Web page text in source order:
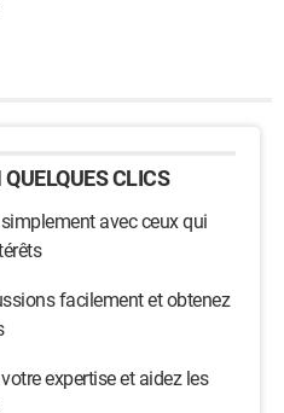
CLICS
avec ceux qui
facilement et obtenez
expertise et aidez les